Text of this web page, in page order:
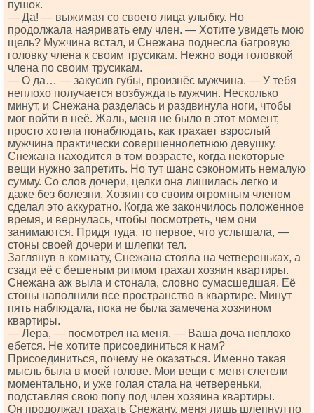
пушок.
— Да! — выжимая со своего лица улыбку. Но
продолжала наяривать ему член. — Хотите увидеть мою
щель? Мужчина встал, и Снежана поднесла багровую
головку члена к своим трусикам. Нежно водя головкой
члена по своим трусикам.
— О да… — закусив губы, произнёс мужчина. — У тебя
неплохо получается возбуждать мужчин. Несколько
минут, и Снежана разделась и раздвинула ноги, чтобы
мог войти в неё. Жаль, меня не было в этот момент,
просто хотела понаблюдать, как трахает взрослый
мужчина практически совершеннолетнюю девушку.
Снежана находится в том возрасте, когда некоторые
вещи нужно запретить. Но тут шанс сэкономить немалую
сумму. Со слов дочери, целки она лишилась легко и
даже без болезни. Хозяин со своим огромным членом
сделал это аккуратно. Когда же закончилось положенное
время, и вернулась, чтобы посмотреть, чем они
занимаются. Придя туда, то первое, что услышала, —
стоны своей дочери и шлепки тел.
Заглянув в комнату, Снежана стояла на четвереньках, а
сзади её с бешеным ритмом трахал хозяин квартиры.
Снежана аж выла и стонала, словно сумасшедшая. Её
стоны наполнили все пространство в квартире. Минут
пять наблюдала, пока не была замечена хозяином
квартиры.
— Лера, — посмотрел на меня. — Ваша доча неплохо
ебется. Не хотите присоединиться к нам?
Присоединиться, почему не оказаться. Именно такая
мысль была в моей голове. Мои вещи с меня слетели
моментально, и уже голая стала на четвереньки,
подставляя свою попу под член хозяина квартиры.
Он продолжал трахать Снежану, меня лишь шлепнул по